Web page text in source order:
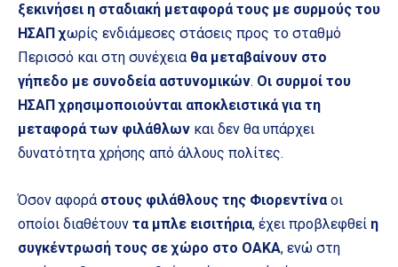
ξεκινήσει η σταδιακή μεταφορά τους με συρμούς του
ΗΣΑΠ χωρίς ενδιάμεσες στάσεις προς το σταθμό
Περισσό και στη συνέχεια θα μεταβαίνουν στο
γήπεδο με συνοδεία αστυνομικών. Οι συρμοί του
ΗΣΑΠ χρησιμοποιούνται αποκλειστικά για τη
μεταφορά των φιλάθλων και δεν θα υπάρχει
δυνατότητα χρήσης από άλλους πολίτες.
Όσον αφορά στους φιλάθλους της Φιορεντίναοι
οποίοι διαθέτουν τα μπλε εισιτήρια, έχει προβλεφθεί η
συγκέντρωσή τους σε χώρο στο ΟΑΚΑ, ενώ στη